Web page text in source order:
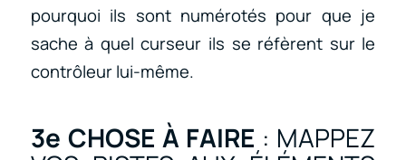
pourquoi ils sont numérotés pour que je
sache à quel curseur ils se réfèrent sur le
contrôleur lui-même.
3e CHOSE À FAIRE : MAPPEZ